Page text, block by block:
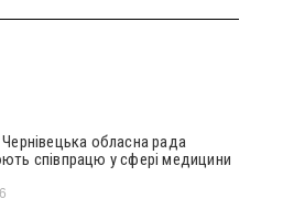
обласна рада
співпрацю у сфері медицини